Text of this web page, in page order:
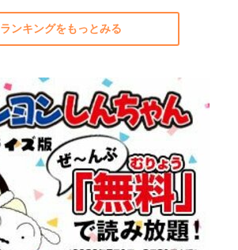
ランキングをもっとみる